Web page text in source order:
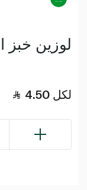
لوزين خبز
4.50 لكل